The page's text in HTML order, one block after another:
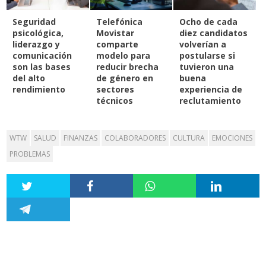
Seguridad
psicológica,
liderazgo y
comunicación
son las bases
del alto
rendimiento
Telefónica
Movistar
comparte
modelo para
reducir brecha
de género en
sectores
técnicos
Ocho de cada
diez candidatos
volverían a
postularse si
tuvieron una
buena
experiencia de
reclutamiento
WTW SALUD FINANZAS COLABORADORES CULTURA
EMOCIONES
PROBLEMAS